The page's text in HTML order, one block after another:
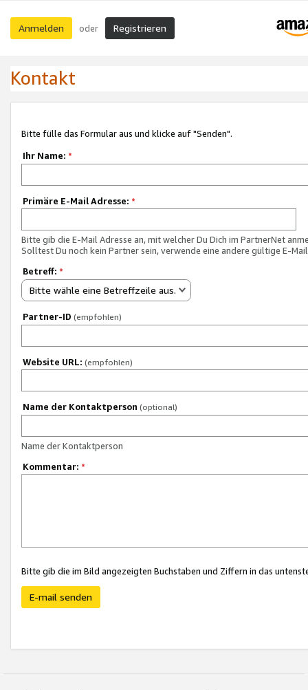
Anmelden oder Registrieren
Kontakt
Bitte fülle das Formular aus und klicke auf "Senden".
Ihr Name: *
Primäre E-Mail Adresse: *
Bitte gib die E-Mail Adresse an, mit welcher Du Dich im PartnerNet
Solltest Du noch kein Partner sein, verwende eine andere gültige E-
Betreff: *
Bitte wähle eine Betreffzeile aus.
Partner-ID (empfohlen)
Website URL: (empfohlen)
Name der Kontaktperson (optional)
Name der Kontaktperson
Kommentar: *
Bitte gib die im Bild angezeigten Buchstaben und Ziffern in das
E-mail senden